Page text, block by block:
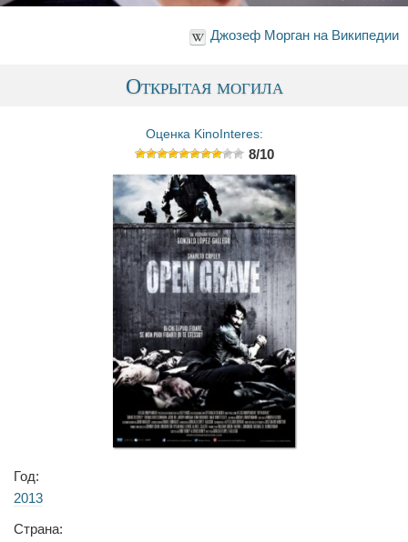
Джозеф Морган на Википедии
Открытая могила
Оценка KinoInteres:
8/10
Год:
2013
Страна: